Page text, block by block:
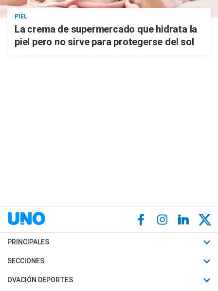
PIEL
La crema de supermercado que hidrata la
piel pero no sirve para protegerse del sol
PRINCIPALES
Últimas Noticias
Política
SECCIONES
Horóscopo
OVACIÓN DEPORTES